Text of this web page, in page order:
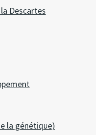
Descartes
la génétique)